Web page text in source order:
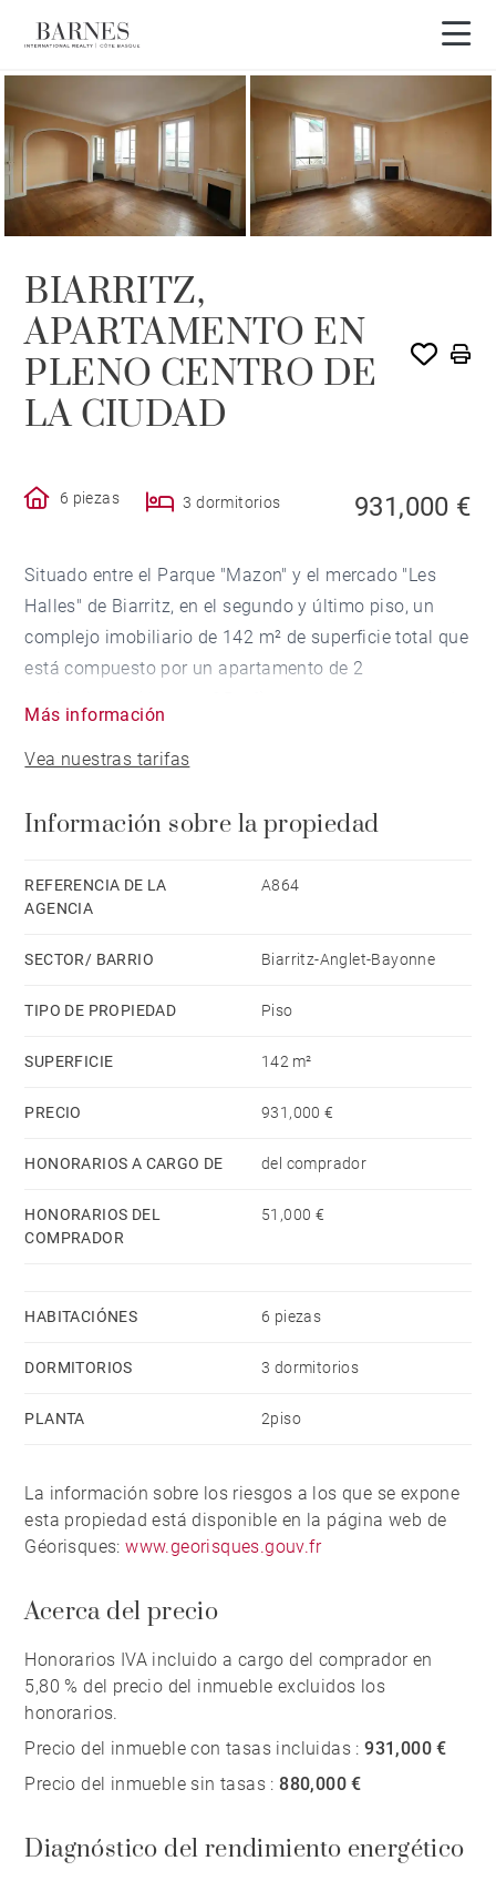
BIARRITZ,
APARTAMENTO EN
PLENO CENTRO DE
LA CIUDAD
6 piezas 3 dormitorios 931,000 €
Situado entre el Parque "Mazon" y el mercado "Les
Halles" de Biarritz, en el segundo y último piso, un
complejo imobiliario de 142 m² de superficie total que
está compuesto por un apartamento de 2
que da hacia el Parque Mazon, 3 dormitorios, un
apartamentos deberán ser renovados completamente
Más información
Vea nuestras tarifas
Información sobre la propiedad
REFERENCIA DE LA
AGENCIA
A864
SECTOR/ BARRIO Biarritz-Anglet-Bayonne
TIPO DE PROPIEDAD Piso
SUPERFICIE 142 m²
PRECIO 931,000 €
HONORARIOS A CARGO DE del comprador
HONORARIOS DEL
COMPRADOR
51,000 €
HABITACIÓNES 6 piezas
DORMITORIOS 3 dormitorios
PLANTA 2piso
La información sobre los riesgos a los que se expone
esta propiedad está disponible en la página web de
Géorisques:www.georisques.gouv.fr
Acerca del precio
Honorarios IVA incluido a cargo del comprador en
5,80 % del precio del inmueble excluidos los
honorarios.
Precio del inmueble con tasas incluidas :931,000 €
Precio del inmueble sin tasas :880,000 €
Diagnóstico del rendimiento energético